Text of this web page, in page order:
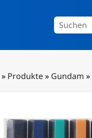
» Produkte» Gundam »